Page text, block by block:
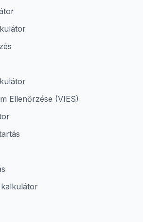
Ellenőrzése (VIES)